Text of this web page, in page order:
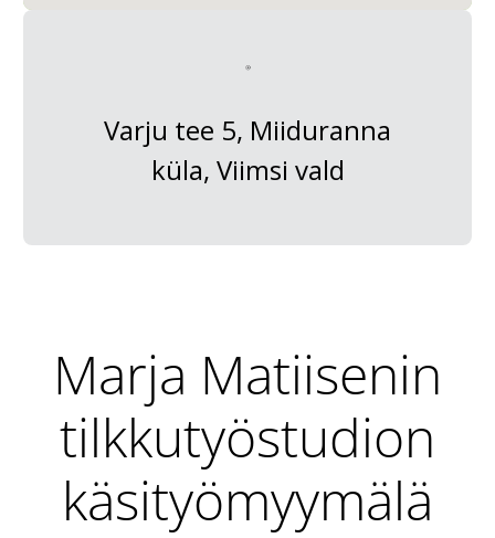
Varju tee 5, Miiduranna
küla, Viimsi vald
Marja Matiisenin
tilkkutyöstudion
käsityömyymälä